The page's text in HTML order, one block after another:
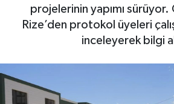
projelerinin yapımı
Rize’den protokol üyeleri
inceleyerek bilgi
Haberler
Haber Arşivi